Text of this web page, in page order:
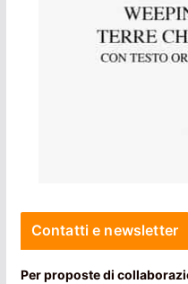
Contatti e newsletter
Per proposte di